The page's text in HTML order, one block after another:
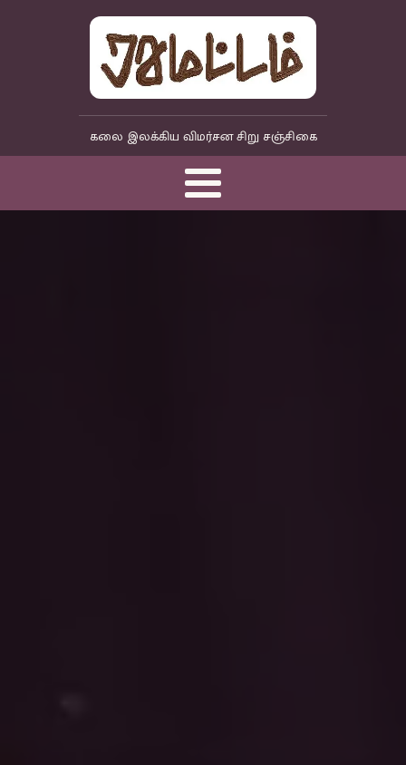
கலை இலக்கிய விமர்சன சிறு சஞ்சிகை